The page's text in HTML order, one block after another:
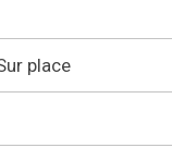
place